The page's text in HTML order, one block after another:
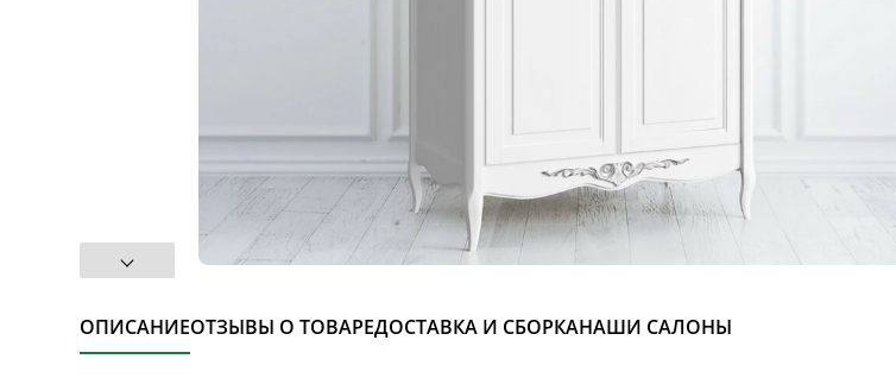
ОПИСАНИЕОТЗЫВЫ О ТОВАРЕДОСТАВКА И СБОРКАНАШИ САЛОНЫ